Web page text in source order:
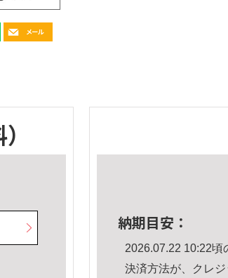
納期目安：
2026.07.22 10:22頃
決済方法が、クレ